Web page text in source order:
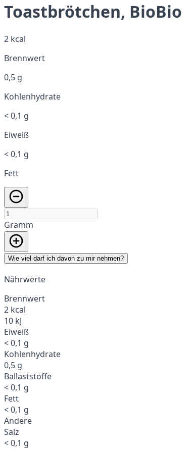
Toastbrötchen, BioBio
2 kcal
Brennwert
0,5 g
Kohlenhydrate
< 0,1 g
Eiweiß
< 0,1 g
Fett
Gramm
Wie viel darf ich davon zu mir nehmen?
Nährwerte
Brennwert
2 kcal
10 kJ
Eiweiß
< 0,1 g
Kohlenhydrate
0,5 g
Ballaststoffe
< 0,1 g
Fett
< 0,1 g
Andere
Salz
< 0,1 g